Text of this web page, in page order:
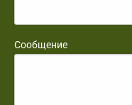
Сообщение